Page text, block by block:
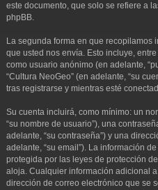
este documento, que solo se refiere a
phpBB.
La segunda forma en que recopilamos
que usted nos envía. Esto incluye,
como usuario anónimo (en adelante,
“Cultura NeoGeo” (en adelante, “su
tras registrarse y mientras esté
Su cuenta incluirá, como mínimo: un
“su nombre de usuario”), una
adelante, “su contraseña”) y una
adelante, “su email”). La información
protegida por las leyes de protección
aloja. Cualquier información adicional
dirección de correo electrónico que se